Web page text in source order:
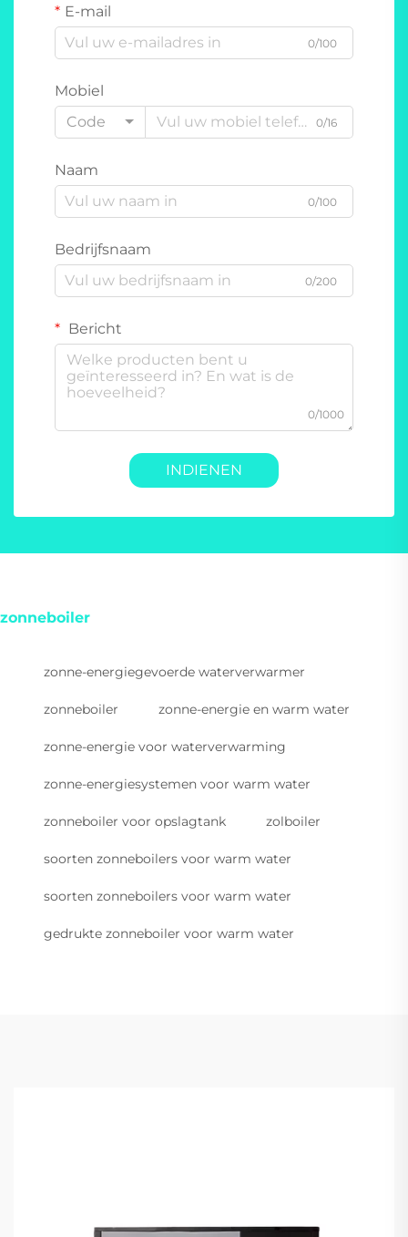
E-mail
0/100
Mobiel
Code
0/16
Naam
0/100
Bedrijfsnaam
0/200
Bericht
0/1000
INDIENEN
zonneboiler
zonne-energiegevoerde waterverwarmer
zonneboiler zonne-energie en warm water
zonne-energie voor waterverwarming
zonne-energiesystemen voor warm water
zonneboiler voor opslagtank zolboiler
soorten zonneboilers voor warm water
soorten zonneboilers voor warm water
gedrukte zonneboiler voor warm water